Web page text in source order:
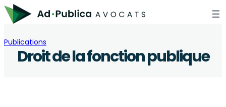
Aller
au
Publications
Droit de la fonction publique